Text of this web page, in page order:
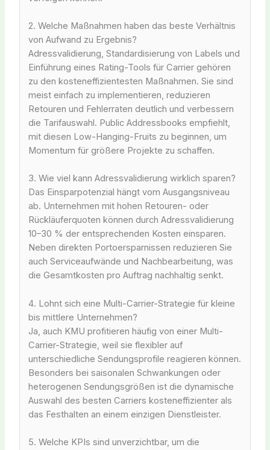
2. Welche Maßnahmen haben das beste Verhältnis
von Aufwand zu Ergebnis?
Adressvalidierung, Standardisierung von Labels und
Einführung eines Rating-Tools für Carrier gehören
zu den kosteneffizientesten Maßnahmen. Sie sind
meist einfach zu implementieren, reduzieren
Retouren und Fehlerraten deutlich und verbessern
die Tarifauswahl. Public Addressbooks empfiehlt,
mit diesen Low-Hanging-Fruits zu beginnen, um
Momentum für größere Projekte zu schaffen.
3. Wie viel kann Adressvalidierung wirklich sparen?
Das Einsparpotenzial hängt vom Ausgangsniveau
ab. Unternehmen mit hohen Retouren- oder
Rückläuferquoten können durch Adressvalidierung
10–30 % der entsprechenden Kosten einsparen.
Neben direkten Portoersparnissen reduzieren Sie
auch Serviceaufwände und Nachbearbeitung, was
die Gesamtkosten pro Auftrag nachhaltig senkt.
4. Lohnt sich eine Multi-Carrier-Strategie für kleine
bis mittlere Unternehmen?
Ja, auch KMU profitieren häufig von einer Multi-
Carrier-Strategie, weil sie flexibler auf
unterschiedliche Sendungsprofile reagieren können.
Besonders bei saisonalen Schwankungen oder
heterogenen Sendungsgrößen ist die dynamische
Auswahl des besten Carriers kosteneffizienter als
das Festhalten an einem einzigen Dienstleister.
5. Welche KPIs sind unverzichtbar, um die